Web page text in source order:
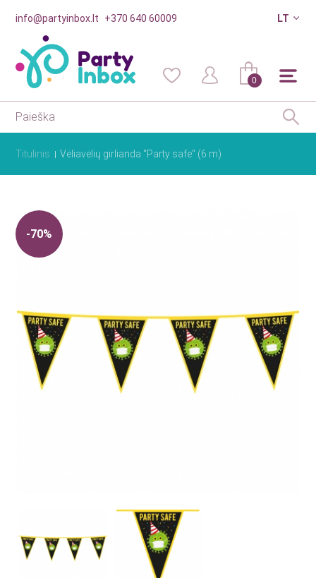
info@partyinbox.lt +370 640 60009 LT
0
Titulinis Vėliavėlių girlianda "Party safe" (6 m)
-70%